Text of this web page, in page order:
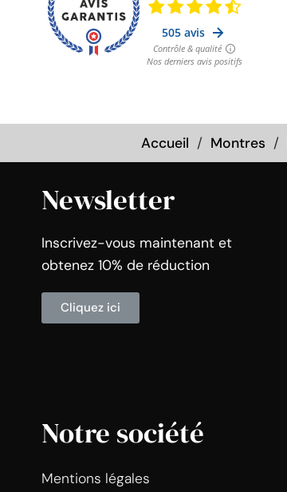
Accueil Montres
Newsletter
Inscrivez-vous maintenant et
obtenez 10% de réduction
Cliquez ici
Notre société
Mentions légales